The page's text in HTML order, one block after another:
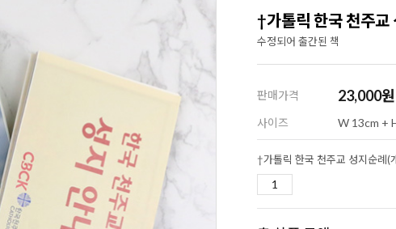
†가톨릭 한국 천주교
수정되어 출간된 책
판매가격 23,000원
사이즈 W 13cm +